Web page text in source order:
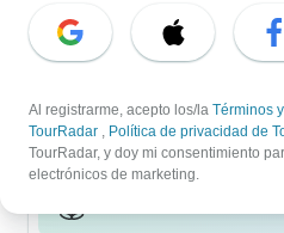
Invierno 2026 / 2027
17 circuitos
Al registrarme, acepto los/la Términos
TourRadar , Política de privacidad de
TourRadar, y doy mi consentimiento
electrónicos de marketing.